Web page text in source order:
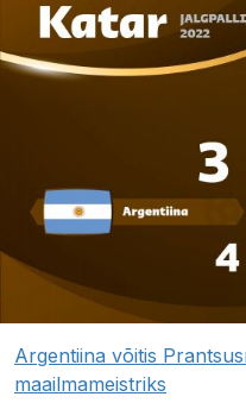
Argentiina võitis
maailmameistriks